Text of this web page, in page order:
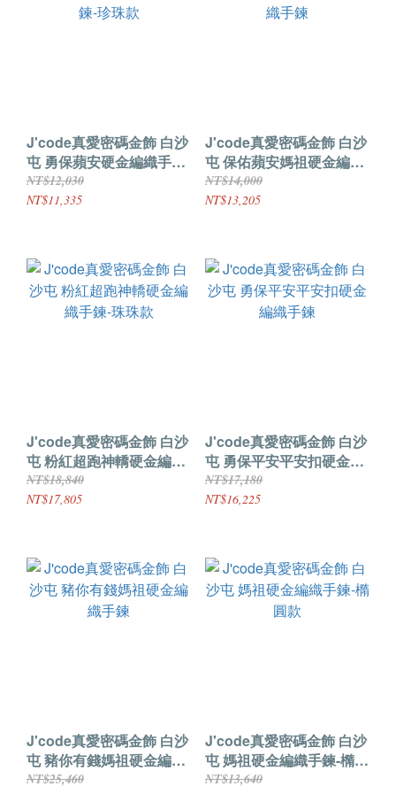
J'code真愛密碼金飾 白沙
屯 勇保蘋安硬金編織手鍊-
珍珠款
NT$12,030
NT$11,335
J'code真愛密碼金飾 白沙
屯 保佑蘋安媽祖硬金編織
手鍊
NT$14,000
NT$13,205
J'code真愛密碼金飾 白沙
屯 粉紅超跑神轎硬金編織
手鍊-珠珠款
NT$18,840
NT$17,805
J'code真愛密碼金飾 白沙
屯 勇保平安平安扣硬金編
織手鍊
NT$17,180
NT$16,225
J'code真愛密碼金飾 白沙
屯 豬你有錢媽祖硬金編織
手鍊
NT$25,460
J'code真愛密碼金飾 白沙
屯 媽祖硬金編織手鍊-橢圓
款
NT$13,640